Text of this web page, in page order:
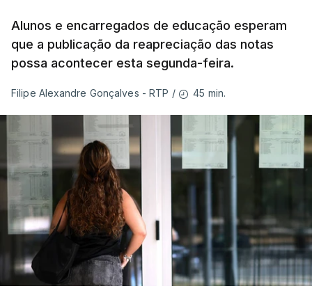
Alunos e encarregados de educação esperam
que a publicação da reapreciação das notas
possa acontecer esta segunda-feira.
Filipe Alexandre Gonçalves - RTP / 45 min.